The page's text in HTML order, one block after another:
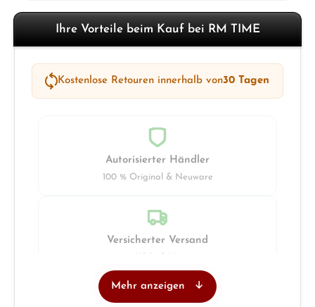
Ihre Vorteile beim Kauf bei RM TIME
Kostenlose Retouren innerhalb von30 Tagen
Autorisierter Händler
100 % Original & Neuware
Versicherter Versand
Mehr anzeigen